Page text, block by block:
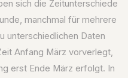
sich die Zeitunterschiede
manchmal für mehrere
unterschiedlichen Daten
Anfang März vorverlegt,
erst Ende März erfolgt. In